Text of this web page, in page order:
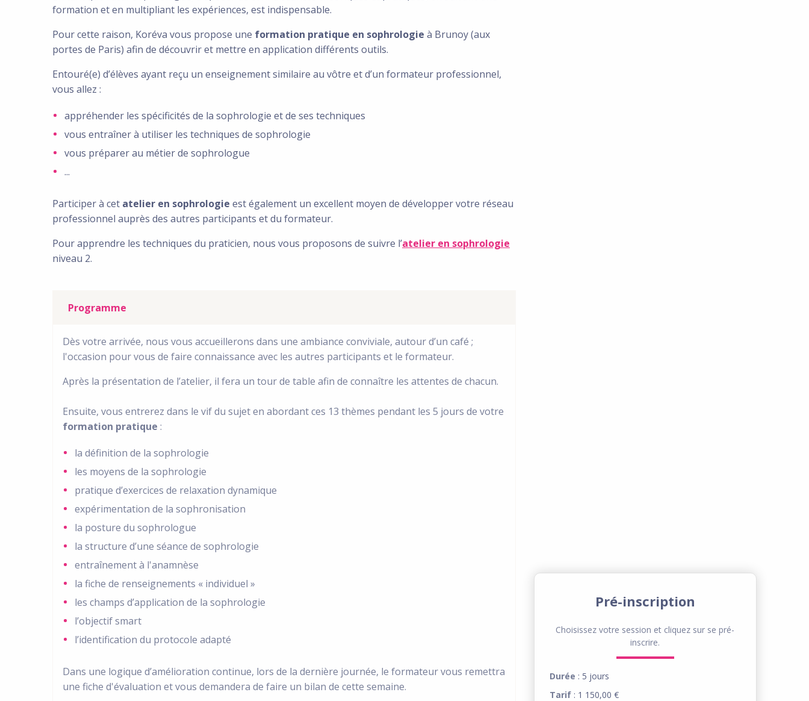
formation et en multipliant les expériences, est indispensable.
Pour cette raison, Koréva vous propose une formation pratique en sophrologie à Brunoy (aux
portes de Paris) afin de découvrir et mettre en application différents outils.
Entouré(e) d’élèves ayant reçu un enseignement similaire au vôtre et d’un formateur professionnel,
vous allez :
appréhender les spécificités de la sophrologie et de ses techniques
vous entraîner à utiliser les techniques de sophrologie
vous préparer au métier de sophrologue
...
Participer à cet atelier en sophrologie est également un excellent moyen de développer votre réseau
professionnel auprès des autres participants et du formateur.
Pour apprendre les techniques du praticien, nous vous proposons de suivre l’atelier en sophrologie
niveau 2.
Programme
Dès votre arrivée, nous vous accueillerons dans une ambiance conviviale, autour d’un café ;
l'occasion pour vous de faire connaissance avec les autres participants et le formateur.
Après la présentation de l’atelier, il fera un tour de table afin de connaître les attentes de chacun.
Ensuite, vous entrerez dans le vif du sujet en abordant ces 13 thèmes pendant les 5 jours de votre
formation pratique :
la définition de la sophrologie
les moyens de la sophrologie
pratique d’exercices de relaxation dynamique
expérimentation de la sophronisation
la posture du sophrologue
la structure d’une séance de sophrologie
entraînement à l'anamnèse
la fiche de renseignements « individuel »
les champs d’application de la sophrologie
l’objectif smart
l’identification du protocole adapté
Dans une logique d’amélioration continue, lors de la dernière journée, le formateur vous remettra
une fiche d'évaluation et vous demandera de faire un bilan de cette semaine.
Pré-inscription
Choisissez votre session et cliquez sur se pré-
inscrire.
Durée : 5 jours
Tarif: 1 150,00 €